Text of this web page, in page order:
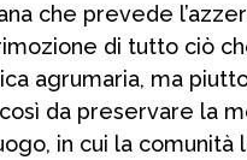
che prevede
di tutto ciò
agrumaria, ma
da preservare la
in cui la comunità